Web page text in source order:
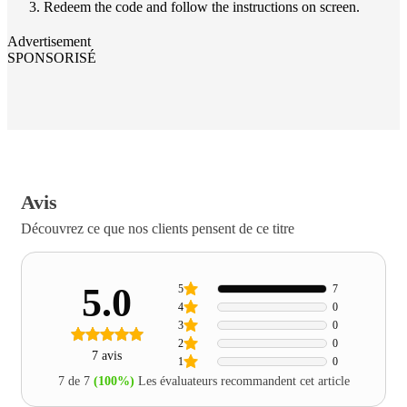
Redeem the code and follow the instructions on screen.
Advertisement
SPONSORISÉ
Avis
Découvrez ce que nos clients pensent de ce titre
5.0
7 avis 1 0
2 0
3 0
4 0
5 7
7 de 7 (100%) Les évaluateurs recommandent cet article